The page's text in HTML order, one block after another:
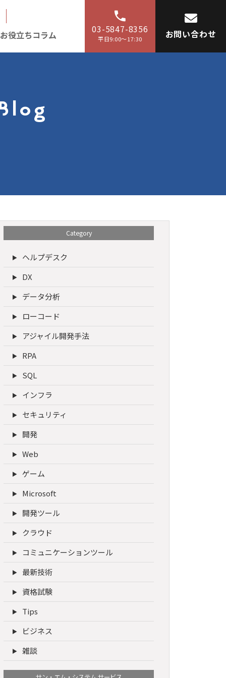
お役立ちコラム 03-5847-8356
平日9:00〜17:30 お問い合わせ
Category
ヘルプデスク
DX
データ分析
ローコード
アジャイル開発手法
RPA
SQL
インフラ
セキュリティ
開発
Web
ゲーム
Microsoft
開発ツール
クラウド
コミュニケーションツール
最新技術
資格試験
Tips
ビジネス
雑談